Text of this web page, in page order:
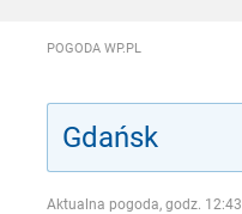
POGODA WP.PL
Aktualna pogoda, godz. 12:43